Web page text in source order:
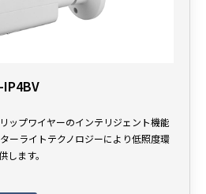
IP4BV
ップワイヤーのインテリジェント機能
ーライトテクノロジーにより低照度環
ます。